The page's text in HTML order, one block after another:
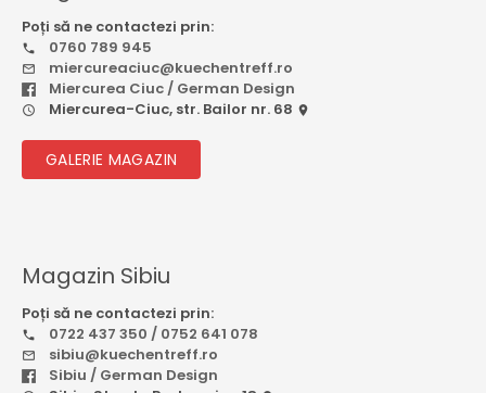
Poți să ne contactezi prin:
0760 789 945
miercureaciuc@kuechentreff.ro
Miercurea Ciuc / German Design
Miercurea-Ciuc, str. Bailor nr. 68
GALERIE MAGAZIN
Magazin Sibiu
Poți să ne contactezi prin:
0722 437 350 / 0752 641 078
sibiu@kuechentreff.ro
Sibiu / German Design